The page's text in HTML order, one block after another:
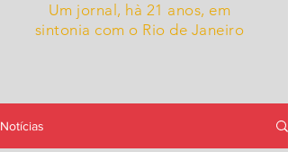
Um jornal, hà 21 anos, em
sintonia com o Rio de Janeiro
Notícias